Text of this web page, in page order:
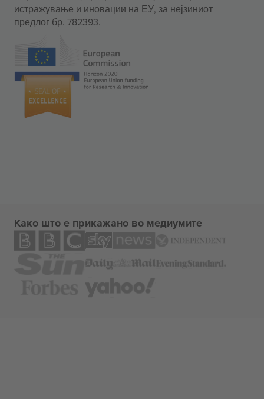
истражување и иновации на ЕУ, за нејзиниот
предлог бр. 782393.
Како што е прикажано во медиумите